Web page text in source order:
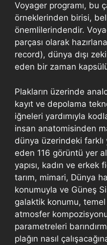
Voyager programı, bu
örneklerinden birisi,
önemlilerindendir.
parçası olarak
record), dünya dışı
eden bir zaman
Plakların üzerinde
kayıt ve depolama
iğneleri yardımıyla
insan anatomisinden
dünya üzerindeki
eden 116 görüntü yer
yapısı, kadın ve
tarım, mimari, Dünya
konumuyla ve Güneş
galaktik konumu,
atmosfer
parametreleri
plağın nasıl